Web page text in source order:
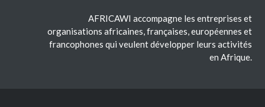
AFRICAWI accompagne les entreprises et
organisations africaines, françaises, européennes et
francophones qui veulent développer leurs activités
en Afrique.